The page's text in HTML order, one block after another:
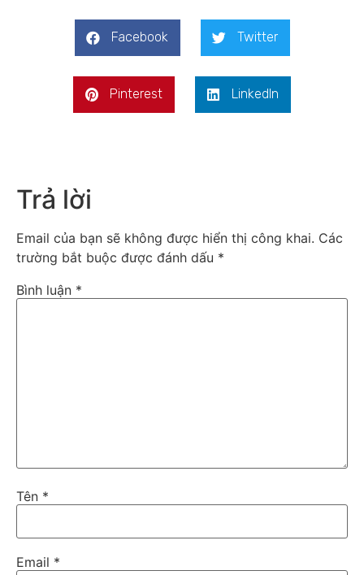
Facebook Twitter
Pinterest LinkedIn
Trả lời
Email của bạn sẽ không được hiển thị công khai. Các
trường bắt buộc được đánh dấu *
Bình luận *
Tên *
Email *